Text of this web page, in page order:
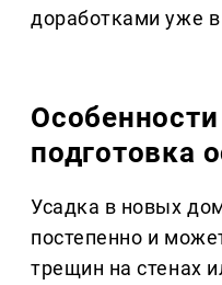
доработками уже
подготовка
Усадка в новых
постепенно и
трещин на стенах